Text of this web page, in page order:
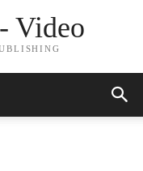
Video